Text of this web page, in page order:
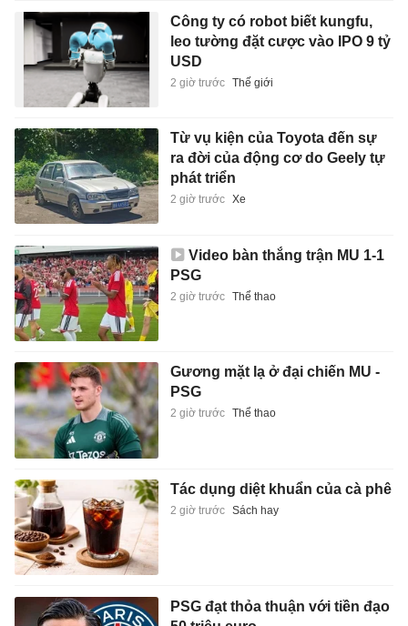
Công ty có robot biết kungfu,
leo tường đặt cược vào IPO 9 tỷ
USD
2 giờ trước Thế giới
Từ vụ kiện của Toyota đến sự
ra đời của động cơ do Geely tự
phát triển
2 giờ trước Xe
Video bàn thắng trận MU 1-1
PSG
2 giờ trước Thể thao
Gương mặt lạ ở đại chiến MU -
PSG
2 giờ trước Thể thao
Tác dụng diệt khuẩn của cà phê
2 giờ trước Sách hay
PSG đạt thỏa thuận với tiền đạo